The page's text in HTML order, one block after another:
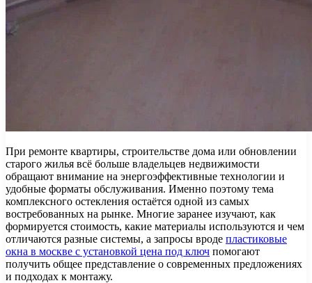
При ремонте квартиры, строительстве дома или обновлении
старого жилья всё больше владельцев недвижимости
обращают внимание на энергоэффективные технологии и
удобные форматы обслуживания. Именно поэтому тема
комплексного остекления остаётся одной из самых
востребованных на рынке. Многие заранее изучают, как
формируется стоимость, какие материалы используются и чем
отличаются разные системы, а запросы вроде пластиковые
окна в москве с установкой цена под ключ помогают
получить общее представление о современных предложениях
и подходах к монтажу.